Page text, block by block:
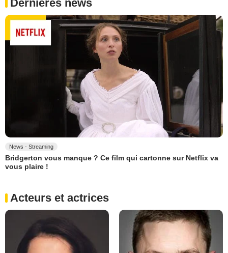
Dernières news
News - Streaming
Bridgerton vous manque ? Ce film qui cartonne sur Netflix va
vous plaire !
Acteurs et actrices